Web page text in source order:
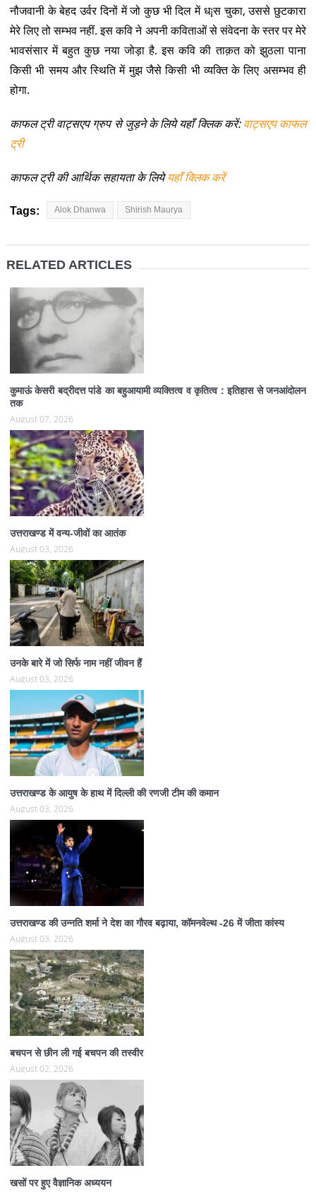
नौजवानी के बेहद उर्वर दिनों में जो कुछ भी दिल में ध¡स चुका, उससे छुटकारा
मेरे लिए तो सम्भव नहीं. इस कवि ने अपनी कविताओं से संवेदना के स्तर पर मेरे
भावसंसार में बहुत कुछ नया जोड़ा है. इस कवि की ताक़त को झुठला पाना
किसी भी समय और स्थिति में मुझ जैसे किसी भी व्यक्ति के लिए असम्भव ही
होगा.
काफल ट्री वाट्सएप ग्रुप से जुड़ने के लिये यहाँ क्लिक करें:वाट्सएप काफल
ट्री
काफल ट्री की आर्थिक सहायता के लियेयहाँ क्लिक करें
Tags: Alok Dhanwa Shirish Maurya
RELATED ARTICLES
कुमाऊं केसरी बद्रीदत्त पांडे का बहुआयामी व्यक्तित्व व कृतित्व : इतिहास से जनआंदोलन
तक
August 07, 2026
उत्तराखण्ड में वन्य-जीवों का आतंक
August 03, 2026
उनके बारे में जो सिर्फ नाम नहीं जीवन हैं
August 03, 2026
उत्तराखण्ड के आयुष के हाथ में दिल्ली की रणजी टीम की कमान
August 03, 2026
उत्तराखण्ड की उन्नति शर्मा ने देश का गौरव बढ़ाया, कॉमनवेल्थ -26 में जीता कांस्य
August 03, 2026
बचपन से छीन ली गई बचपन की तस्वीर
August 02, 2026
खसों पर हुए वैज्ञानिक अध्ययन